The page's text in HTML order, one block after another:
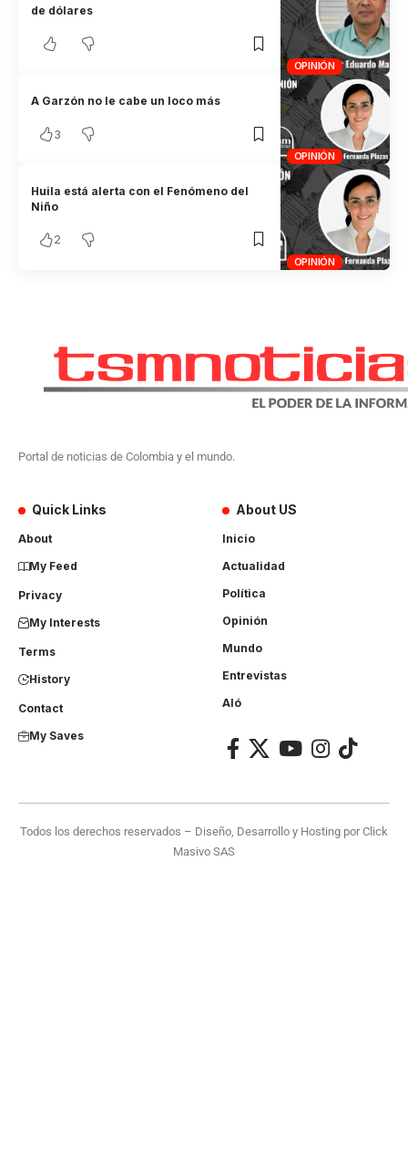
OPINIÓN
de dólares
OPINIÓN
A Garzón no le cabe un loco más
3
OPINIÓN
Huila está alerta con el Fenómeno del
Niño
2
Portal de noticias de Colombia y el mundo.
Quick Links
About
My Feed
Privacy
My Interests
Terms
History
Contact
My Saves
About US
Inicio
Actualidad
Política
Opinión
Mundo
Entrevistas
Aló
Todos los derechos reservados – Diseño, Desarrollo y Hosting porClick
Masivo SAS